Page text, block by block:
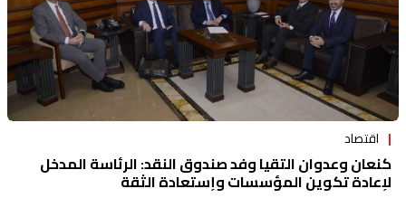
اقتصاد
كنعان وعدوان التقيا وفد صندوق النقد: الرئاسة المدخل
لإعادة تكوين المؤسسات وإستعادة الثقة